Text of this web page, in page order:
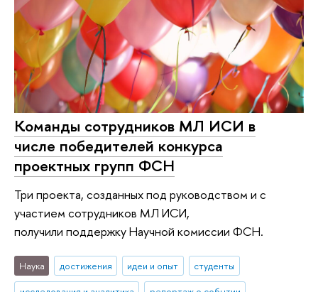
Команды сотрудников МЛ ИСИ в
числе победителей конкурса
проектных групп ФСН
Три проекта, созданных под руководством и с
участием сотрудников МЛ ИСИ,
получили поддержку Научной комиссии ФСН.
Наука достижения идеи и опыт
студенты